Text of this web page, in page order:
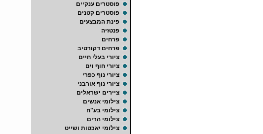
פוסטרים ענקיים
פוסטרים קטנים
פינת המבצעים
פנטזיה
פרחים
פרחים דקורטיב
ציורי בעלי חיים
ציורי חוף וים
ציורי נוף כפרי
ציורי נוף אורבני
ציירים ישראלים
צילומי אנשים
צילומי בע"ח
צילומי הרים
צילומי יאכטות ושייט